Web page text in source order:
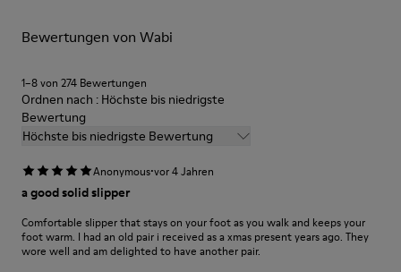
Schuhpflegeanleitung.
Bewertungen von Wabi
1–8 von 274 Bewertungen
Ordnen nach : Höchste bis niedrigste
Bewertung
Höchste bis niedrigste Bewertung
Anonymous·vor 4 Jahren
a good solid slipper
Comfortable slipper that stays on your foot as you walk and keeps your
foot warm. I had an old pair i received as a xmas present years ago. They
wore well and am delighted to have another pair.